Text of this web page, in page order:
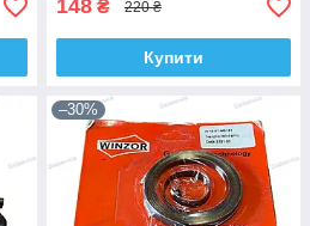
148 ₴ 220 ₴
Купити
–30%